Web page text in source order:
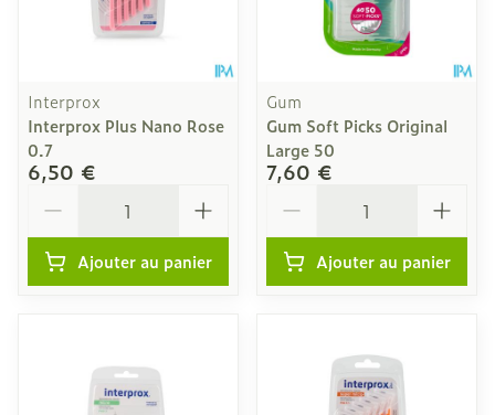
Interprox
Interprox Plus Nano Rose
0.7
6,50 €
Ajouter au panier
Gum
Gum Soft Picks Original
Large 50
7,60 €
Ajouter au panier